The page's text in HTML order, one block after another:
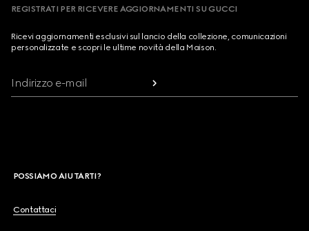
REGISTRATI PER RICEVERE AGGIORNAMENTI SU GUCCI
Ricevi aggiornamenti esclusivi sul lancio della collezione, comunicazioni
personalizzate e scopri le ultime novità della Maison.
Indirizzo e-mail
POSSIAMO AIUTARTI?
Contattaci